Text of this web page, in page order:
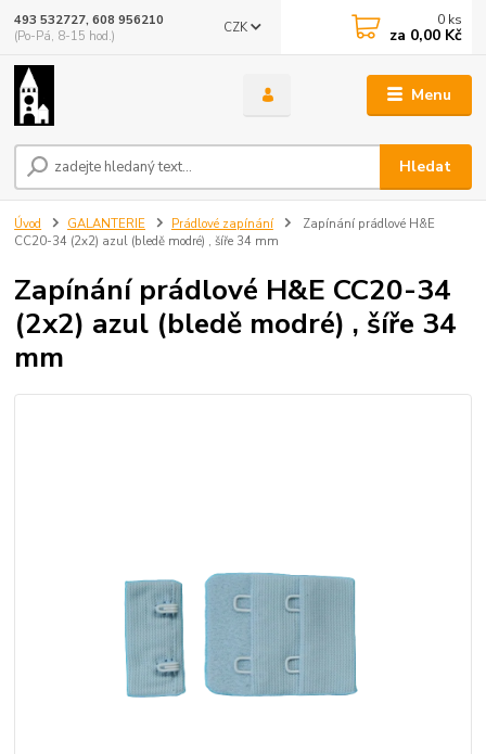
Menu
CZK
Hledat
493 532727, 608 956210
(Po-Pá, 8-15 hod.)
0 ks
za 0,00 Kč
Úvod GALANTERIE Prádlové zapínání
Zapínání prádlové H&E
CC20-34 (2x2) azul (bledě modré) , šíře 34 mm
Zapínání prádlové H&E CC20-34
(2x2) azul (bledě modré) , šíře 34
mm